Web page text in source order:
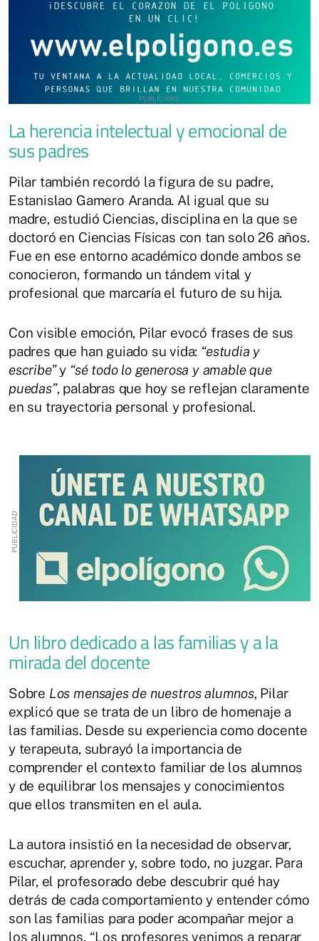
La herencia intelectual y emocional de
sus padres
Pilar también recordó la figura de su padre,
Estanislao Gamero Aranda. Al igual que su
madre, estudió Ciencias, disciplina en la que se
doctoró en Ciencias Físicas con tan solo 26 años.
Fue en ese entorno académico donde ambos se
conocieron, formando un tándem vital y
profesional que marcaría el futuro de su hija.
Con visible emoción, Pilar evocó frases de sus
padres que han guiado su vida: “estudia y
escribe”y “sé todo lo generosa y amable que
puedas”, palabras que hoy se reflejan claramente
en su trayectoria personal y profesional.
Un libro dedicado a las familias y a la
mirada del docente
Sobre Los mensajes de nuestros alumnos, Pilar
explicó que se trata de un libro de homenaje a
las familias. Desde su experiencia como docente
y terapeuta, subrayó la importancia de
comprender el contexto familiar de los alumnos
y de equilibrar los mensajes y conocimientos
que ellos transmiten en el aula.
La autora insistió en la necesidad de observar,
escuchar, aprender y, sobre todo, no juzgar. Para
Pilar, el profesorado debe descubrir qué hay
detrás de cada comportamiento y entender cómo
son las familias para poder acompañar mejor a
los alumnos. “Los profesores venimos a reparar